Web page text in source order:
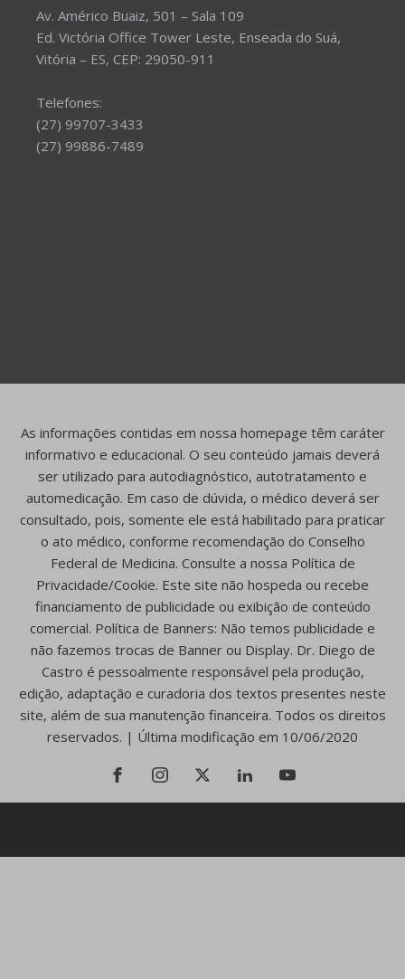
Av. Américo Buaiz, 501 – Sala 109
Ed. Victória Office Tower Leste, Enseada do Suá,
Vitória – ES, CEP: 29050-911
Telefones:
(27) 99707-3433
(27) 99886-7489
As informações contidas em nossa homepage têm caráter
informativo e educacional. O seu conteúdo jamais deverá
ser utilizado para autodiagnóstico, autotratamento e
automedicação. Em caso de dúvida, o médico deverá ser
consultado, pois, somente ele está habilitado para praticar
o ato médico, conforme recomendação do Conselho
Federal de Medicina. Consulte a nossa Política de
Privacidade/Cookie. Este site não hospeda ou recebe
financiamento de publicidade ou exibição de conteúdo
comercial. Política de Banners: Não temos publicidade e
não fazemos trocas de Banner ou Display. Dr. Diego de
Castro é pessoalmente responsável pela produção,
edição, adaptação e curadoria dos textos presentes neste
site, além de sua manutenção financeira. Todos os direitos
reservados. | Última modificação em 10/06/2020